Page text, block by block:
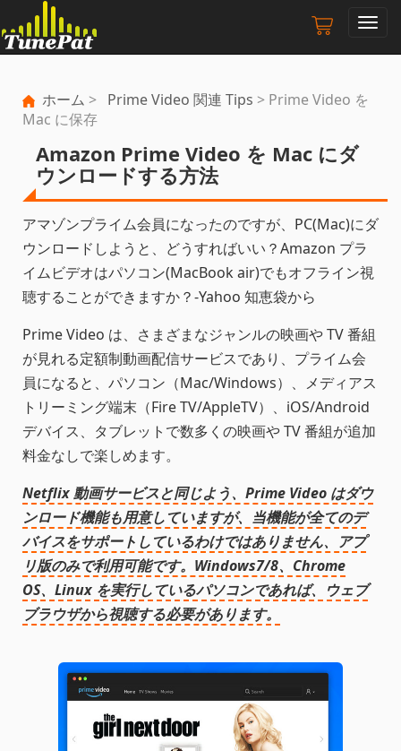
ナ
り
替
ホーム > Prime Video 関連 Tips > Prime Video を
Mac に保存
Amazon Prime Video を Mac にダ
ウンロードする方法
アマゾンプライム会員になったのですが、PC(Mac)にダ
ウンロードしようと、どうすればいい？Amazon プラ
イムビデオはパソコン(MacBook air)でもオフライン視
聴することができますか？-Yahoo 知恵袋から
Prime Video は、さまざまなジャンルの映画や TV 番組
が見れる定額制動画配信サービスであり、プライム会
員になると、パソコン（Mac/Windows）、メディアス
トリーミング端末（Fire TV/AppleTV）、iOS/Android
デバイス、タブレットで数多くの映画や TV 番組が追加
料金なしで楽しめます。
Netflix 動画サービスと同じよう、Prime Video はダウ
ンロード機能も用意していますが、当機能が全てのデ
バイスをサポートしているわけではありません、アプ
リ版のみで利用可能です。Windows7/8、Chrome
OS、Linux を実行しているパソコンであれば、ウェブ
ブラウザから視聴する必要があります。